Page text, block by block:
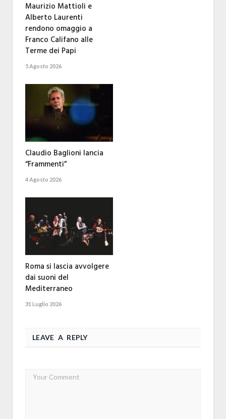
Maurizio Mattioli e
Alberto Laurenti
rendono omaggio a
Franco Califano alle
Terme dei Papi
5 Agosto 2026
Claudio Baglioni lancia
“Frammenti”
4 Agosto 2026
Roma si lascia avvolgere
dai suoni del
Mediterraneo
31 Luglio 2026
LEAVE A REPLY